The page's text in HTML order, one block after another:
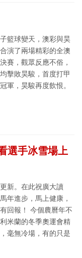
籃球變天，澳彩與昊
演了兩場精彩的全澳
賽，觀眾反應不俗，
擊敗昊駿，首度打甲
軍，昊駿再度飲恨。
選手冰雪場上
新。在此祝廣大讀
年進步，馬上健康，
回報！ 今個農曆年不
米蘭的冬季奧運會精
毫無冷場，有的只是